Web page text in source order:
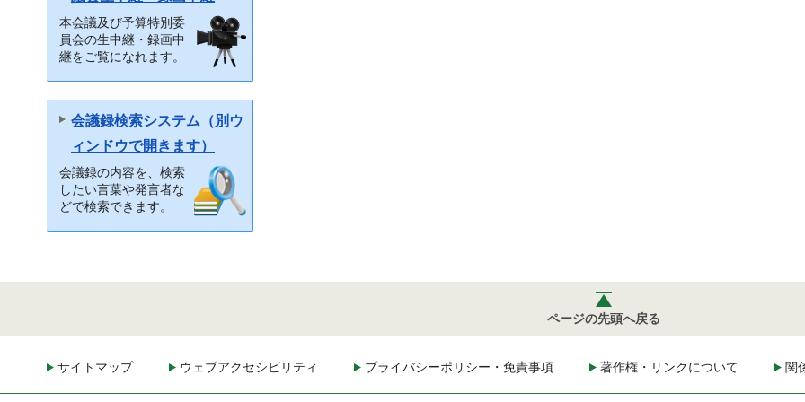
本会議及び予算特別委
員会の生中継・録画中
継をご覧になれます。
会議録検索システム（別ウ
ィンドウで開きます）
会議録の内容を、検索
したい言葉や発言者な
どで検索できます。
ページの先頭へ戻る
サイトマップ ウェブアクセシビリティ プライバシーポリシー・免責事項 著作権・リンクについて 関